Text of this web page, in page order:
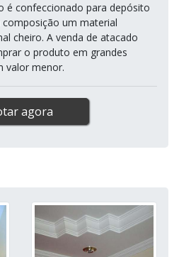
é confeccionado para depósito
um material
cheiro. A venda de atacado
o produto em grandes
valor menor.
agora